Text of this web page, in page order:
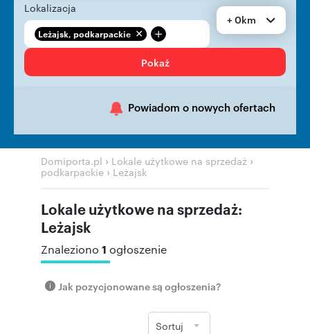
Lokalizacja
Leżajsk, podkarpackie +
+ 0km
Pokaż
Powiadom o nowych ofertach
Domiporta.pl › Lokale użytkowe na sprzedaż ›
podkarpackie › Leżajsk
Lokale użytkowe na sprzedaż:
Leżajsk
Znaleziono 1 ogłoszenie
Jak pozycjonowane są ogłoszenia?
Sortuj